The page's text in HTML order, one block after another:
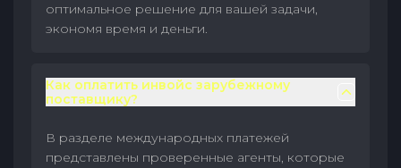
оптимальное решение для вашей задачи,
экономя время и деньги.
Как оплатить инвойс зарубежному
поставщику?
В разделе международных платежей
представлены проверенные агенты, которые